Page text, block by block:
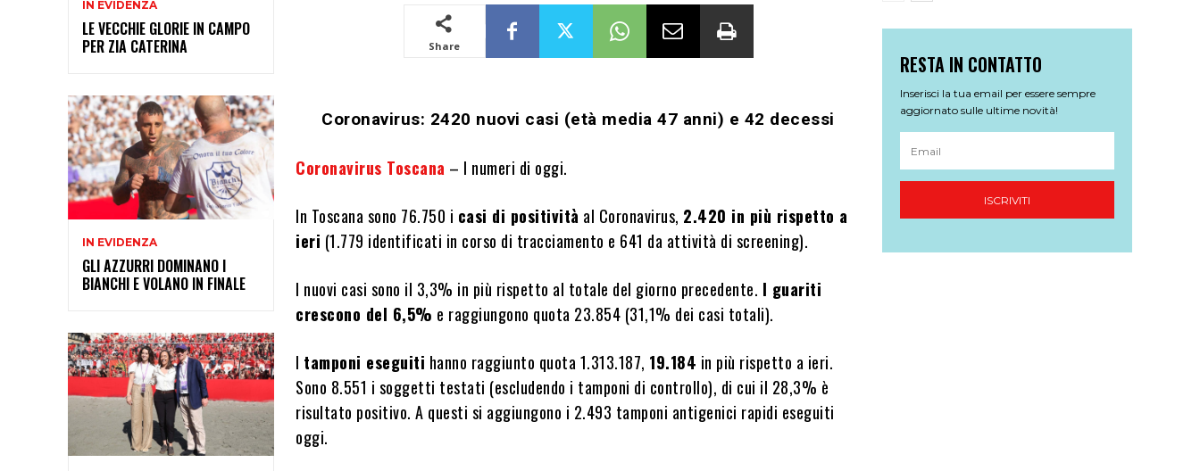
IN EVIDENZA
LE VECCHIE GLORIE IN CAMPO
PER ZIA CATERINA
IN EVIDENZA
GLI AZZURRI DOMINANO I
BIANCHI E VOLANO IN FINALE
Share
Coronavirus: 2420 nuovi casi (età media 47 anni) e 42 decessi
Coronavirus Toscana – I numeri di oggi.
In Toscana sono 76.750 i casi di positività al Coronavirus, 2.420 in più rispetto a
ieri (1.779 identificati in corso di tracciamento e 641 da attività di screening).
I nuovi casi sono il 3,3% in più rispetto al totale del giorno precedente. I guariti
crescono del 6,5% e raggiungono quota 23.854 (31,1% dei casi totali).
I tamponi eseguiti hanno raggiunto quota 1.313.187, 19.184 in più rispetto a ieri.
Sono 8.551 i soggetti testati (escludendo i tamponi di controllo), di cui il 28,3% è
risultato positivo. A questi si aggiungono i 2.493 tamponi antigenici rapidi eseguiti
oggi.
RESTA IN CONTATTO
Inserisci la tua email per essere sempre
aggiornato sulle ultime novità!
ISCRIVITI